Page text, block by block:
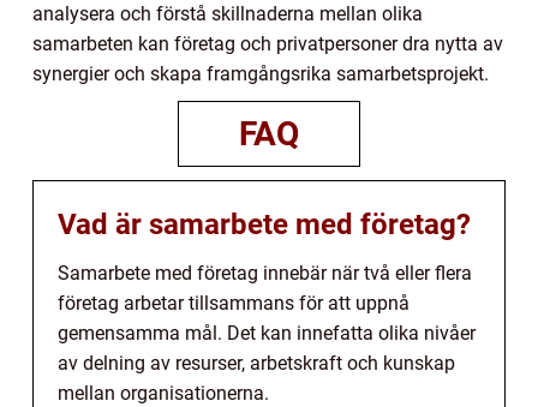
analysera och förstå skillnaderna mellan olika
samarbeten kan företag och privatpersoner dra nytta av
synergier och skapa framgångsrika samarbetsprojekt.
FAQ
Vad är samarbete med företag?
Samarbete med företag innebär när två eller flera
företag arbetar tillsammans för att uppnå
gemensamma mål. Det kan innefatta olika nivåer
av delning av resurser, arbetskraft och kunskap
mellan organisationerna.